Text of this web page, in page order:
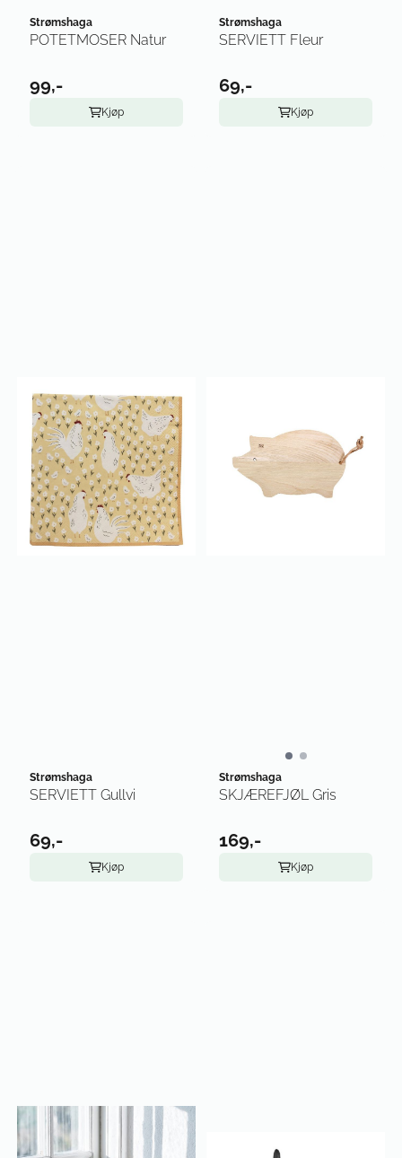
Strømshaga
POTETMOSER Natur
99,-
Kjøp
Strømshaga
SERVIETT Fleur
69,-
Kjøp
Strømshaga
SERVIETT Gullvi
69,-
Kjøp
Strømshaga
SKJÆREFJØL Gris
169,-
Kjøp